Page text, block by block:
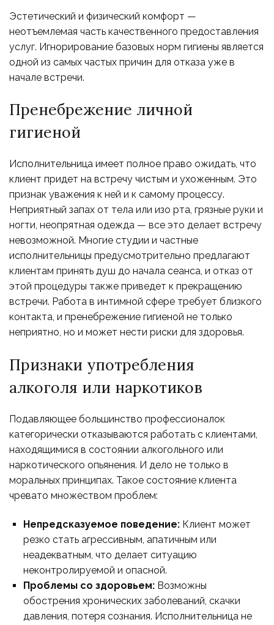
Эстетический и физический комфорт —
неотъемлемая часть качественного предоставления
услуг. Игнорирование базовых норм гигиены является
одной из самых частых причин для отказа уже в
начале встречи.
Пренебрежение личной
гигиеной
Исполнительница имеет полное право ожидать, что
клиент придет на встречу чистым и ухоженным. Это
признак уважения к ней и к самому процессу.
Неприятный запах от тела или изо рта, грязные руки и
ногти, неопрятная одежда — все это делает встречу
невозможной. Многие студии и частные
исполнительницы предусмотрительно предлагают
клиентам принять душ до начала сеанса, и отказ от
этой процедуры также приведет к прекращению
встречи. Работа в интимной сфере требует близкого
контакта, и пренебрежение гигиеной не только
неприятно, но и может нести риски для здоровья.
Признаки употребления
алкоголя или наркотиков
Подавляющее большинство профессионалок
категорически отказываются работать с клиентами,
находящимися в состоянии алкогольного или
наркотического опьянения. И дело не только в
моральных принципах. Такое состояние клиента
чревато множеством проблем:
Непредсказуемое поведение: Клиент может
резко стать агрессивным, апатичным или
неадекватным, что делает ситуацию
неконтролируемой и опасной.
Проблемы со здоровьем: Возможны
обострения хронических заболеваний, скачки
давления, потеря сознания. Исполнительница не